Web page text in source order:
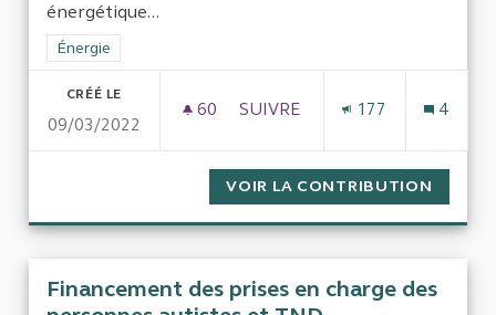
énergétique...
Filtrer les résultats de la catégorie : Énergie
Énergie
CRÉÉ LE
09/03/2022
60 60 ABONNÉS
SUIVRE
177 4
VOIR LA CONTRIBUTION
Financement des prises en charge des